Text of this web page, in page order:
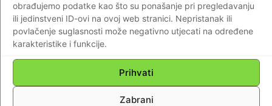
obrađujemo podatke kao što su ponašanje pri pregledavanju
ili jedinstveni ID-ovi na ovoj web stranici. Nepristanak ili
povlačenje suglasnosti može negativno utjecati na određene
karakteristike i funkcije.
Prihvati
Zabrani
AKTUALNO
SINJ: (FOTO) Obilježena 30. obljetnica
formiranja Samostalne tenkovske satnije
126. brigade. Za ratne zasluge pohvaljena je
od zapovjednika ZP Split generala Ante
Gotovine!